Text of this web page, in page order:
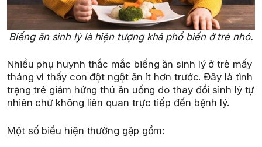
Biếng ăn sinh lý là hiện tượng khá phổ biến ở trẻ nhỏ.
Nhiều phụ huynh thắc mắc biếng ăn sinh lý ở trẻ mấy
tháng vì thấy con đột ngột ăn ít hơn trước. Đây là tình
trạng trẻ giảm hứng thú ăn uống do thay đổi sinh lý tự
nhiên chứ không liên quan trực tiếp đến bệnh lý.
Một số biểu hiện thường gặp gồm: